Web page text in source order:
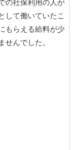
の社保利用の人が
して働いていたこ
もらえる給料が少
せんでした。